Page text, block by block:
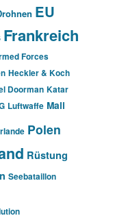
EU
Frankreich
Forces
Heckler & Koch
Doorman Katar
Luftwaffe Mali
Polen
Rüstung
Seebataillon